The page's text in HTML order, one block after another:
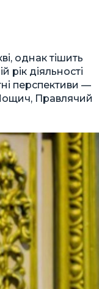
однак тішить
діяльності
перспективи —
Правлячий